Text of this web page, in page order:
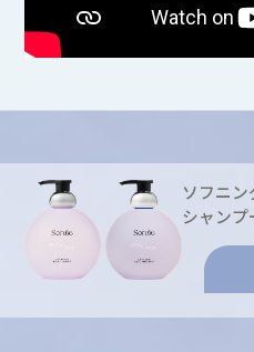
ソフニン
シャンプ